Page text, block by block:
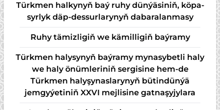
Türk­men hal­ky­nyň baý ru­hy dün­ýä­si­niň, kö­pa­
syr­lyk däp-des­sur­la­ry­nyň da­ba­ra­lan­ma­sy
Ruhy tämizligiň we kämilligiň baýramy
Türkmen halysynyň baýramy mynasybetli haly
we haly önümleriniň sergisine hem-de
Türkmen halyşynaslarynyň bütindünýä
jemgyýetiniň XXVI mejlisine gatnaşyjylara